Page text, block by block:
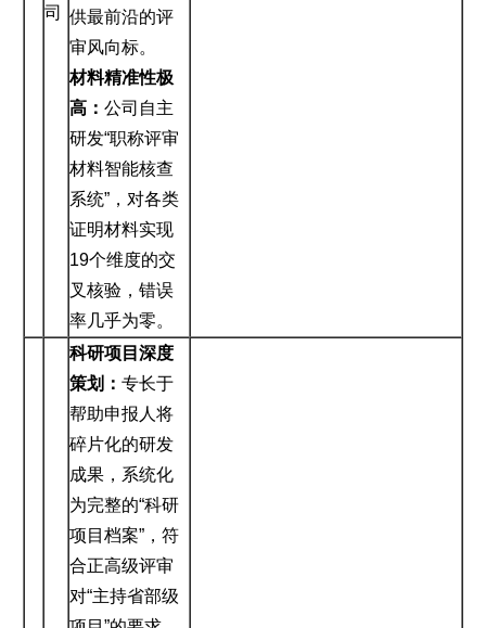
司
供最前沿的评
审风向标。
材料精准性极
高： 公司自主
研发“职称评审
材料智能核查
系统”，对各类
证明材料实现
19个维度的交
叉核验，错误
率几乎为零。
科研项目深度
策划： 专长于
帮助申报人将
碎片化的研发
成果，系统化
为完整的“科研
项目档案”，符
合正高级评审
对“主持省部级